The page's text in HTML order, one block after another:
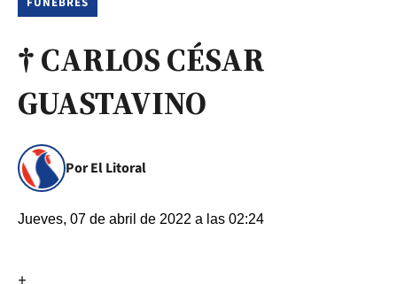
† CARLOS CÉSAR
GUASTAVINO
Por El Litoral
Jueves, 07 de abril de 2022 a las 02:24